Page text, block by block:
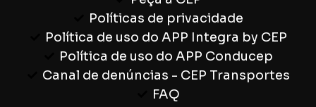
Políticas de privacidade
Política de uso do APP Integra by CEP
Política de uso do APP Conducep
Canal de denúncias - CEP Transportes
FAQ